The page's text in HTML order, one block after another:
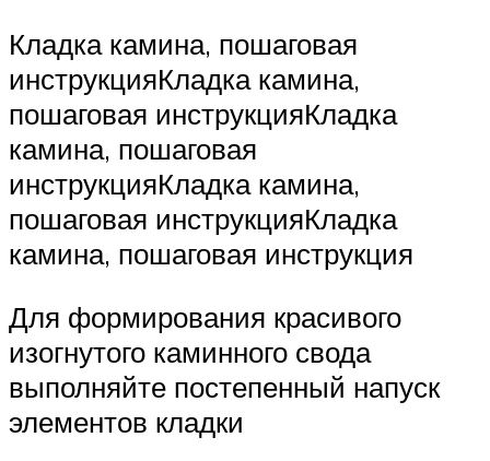
Кладка камина, пошаговая
инструкцияКладка камина,
пошаговая инструкцияКладка
камина, пошаговая
инструкцияКладка камина,
пошаговая инструкцияКладка
камина, пошаговая инструкция
Для формирования красивого
изогнутого каминного свода
выполняйте постепенный напуск
элементов кладки